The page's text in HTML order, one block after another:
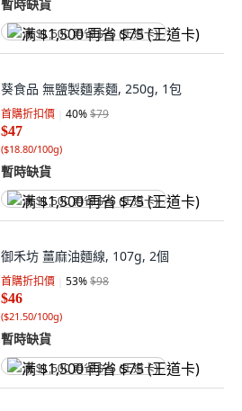
暫時缺貨
满 $1,500 再省 $75 (王道卡)
葵食品 無鹽製麵素麵, 250g, 1包
首購折扣價 40%$79
$47
($18.80/100g)
暫時缺貨
满 $1,500 再省 $75 (王道卡)
御禾坊 薑麻油麵線, 107g, 2個
首購折扣價 53%$98
$46
($21.50/100g)
暫時缺貨
满 $1,500 再省 $75 (王道卡)